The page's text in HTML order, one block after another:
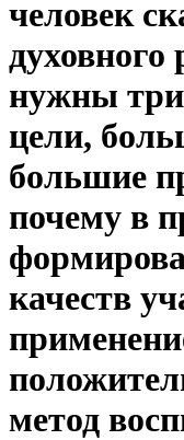
человек
духовного
нужны
цели,
большие
почему в
качеств
метод